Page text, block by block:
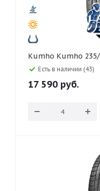
Kumho
Есть в наличии (43)
17 590 руб.